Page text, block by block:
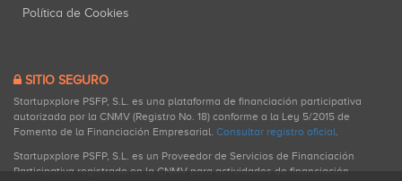
Política de Cookies
SITIO SEGURO
Startupxplore PSFP, S.L. es una plataforma de financiación participativa
autorizada por la CNMV (Registro No. 18) conforme a la Ley 5/2015 de
Fomento de la Financiación Empresarial. Consultar registro oficial.
Startupxplore PSFP, S.L. es un Proveedor de Servicios de Financiación
Participativa registrado en la CNMV para actividades de financiación